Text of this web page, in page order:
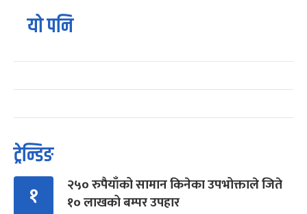
यो पनि
ट्रेन्डिङ
१
२५० रुपैयाँको सामान किनेका उपभोक्ताले जिते
१० लाखको बम्पर उपहार